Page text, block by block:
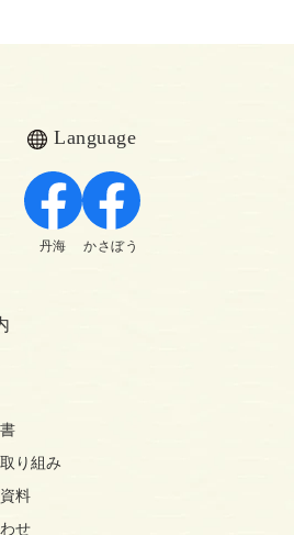
Language
丹海 かさぼう
り組み
料
せ